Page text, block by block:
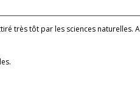
très tôt par les sciences